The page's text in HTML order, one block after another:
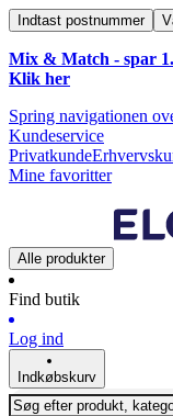
Indtast postnummer
Mix & Match - spar
Klik her
Spring navigationen
Kundeservice
Privatkunde
Mine favoritter
Alle produkter
Find butik
Log ind
Indkøbskurv